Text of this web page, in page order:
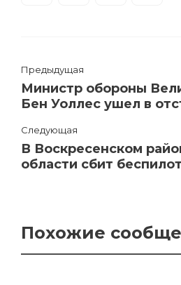
Предыдущая
Министр обороны
Бен Уоллес ушел в
Следующая
В Воскресенском
области сбит
Похожие